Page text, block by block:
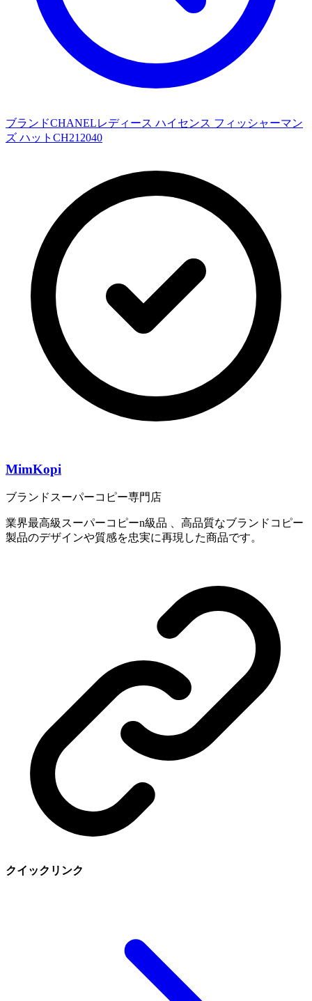
ブランドCHANELレディース ハイセンス フィッシャーマン
ズ ハットCH212040
MimKopi
ブランドスーパーコピー専門店
業界最高級スーパーコピーn級品 、高品質なブランドコピー
製品のデザインや質感を忠実に再現した商品です。
クイックリンク